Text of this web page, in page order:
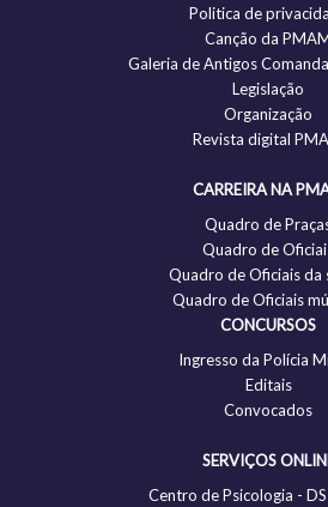
Politica de
Canção da
Galeria de Antigos
Legislação
Organização
Revista digital
CARREIRA NA
Quadro de
Quadro de
Quadro de Oficiais da
Quadro de Oficiais
CONCURSOS
Ingresso da Polícia
Editais
Convocados
SERVIÇOS
Centro de Psicologia -